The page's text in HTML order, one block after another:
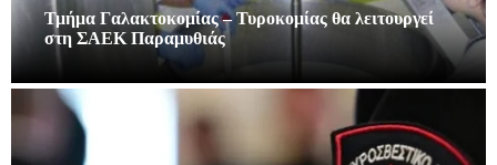
Τμήμα Γαλακτοκομίας – Τυροκομίας θα λειτουργεί
στη ΣΑΕΚ Παραμυθιάς